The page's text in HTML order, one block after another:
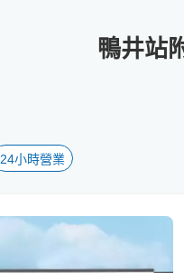
鴨井站
24小時營業